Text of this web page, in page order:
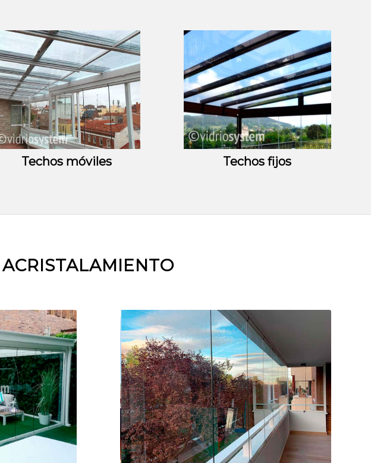
Techos móviles Techos fijos